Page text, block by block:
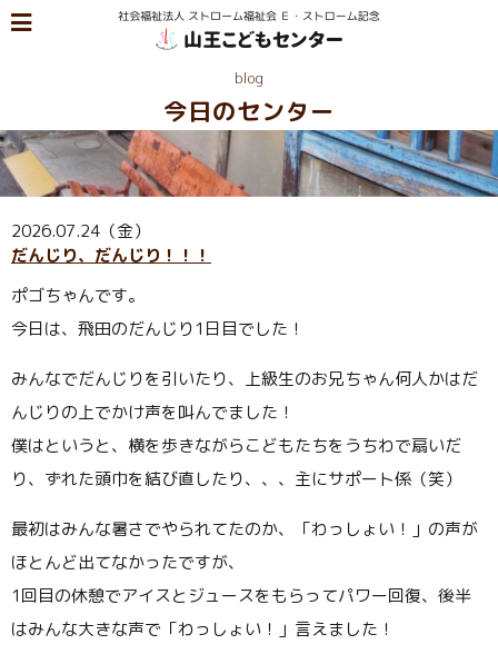
blog
今日のセンター
2026.07.24（金）
だんじり、だんじり！！！
ポゴちゃんです。
今日は、飛田のだんじり1日目でした！
みんなでだんじりを引いたり、上級生のお兄ちゃん何人かはだ
んじりの上でかけ声を叫んでました！
僕はというと、横を歩きながらこどもたちをうちわで扇いだ
り、ずれた頭巾を結び直したり、、、主にサポート係（笑）
最初はみんな暑さでやられてたのか、「わっしょい！」の声が
ほとんど出てなかったですが、
1回目の休憩でアイスとジュースをもらってパワー回復、後半
はみんな大きな声で「わっしょい！」言えました！